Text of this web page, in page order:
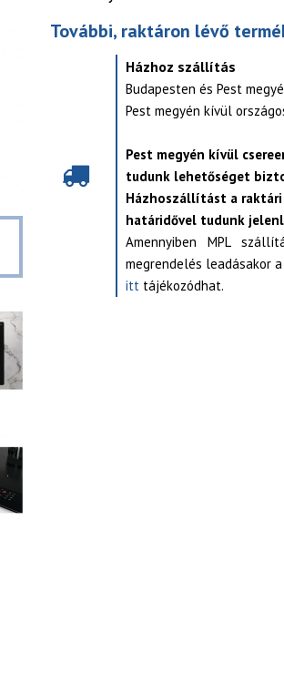
További, raktáron lévő
Házhoz szállítás
Budapesten és Pest
Pest megyén kívül
Pest megyén kívül
tudunk lehetőséget
Házhoszállítást a raktári
határidővel tudunk
Amennyiben MPL
megrendelés leadásakor
itt tájékozódhat.